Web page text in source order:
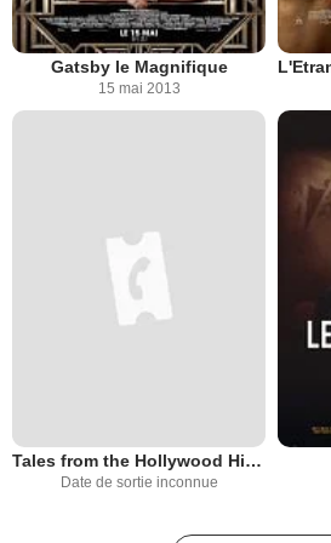
Gatsby le Magnifique
15 mai 2013
Tales from the Hollywood Hills: Pat Hobby Teamed with Genius
Date de sortie inconnue